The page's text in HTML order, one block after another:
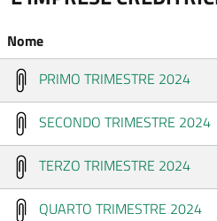
Nome
PRIMO TRIMESTRE 2024
SECONDO TRIMESTRE 2024
TERZO TRIMESTRE 2024
QUARTO TRIMESTRE 2024